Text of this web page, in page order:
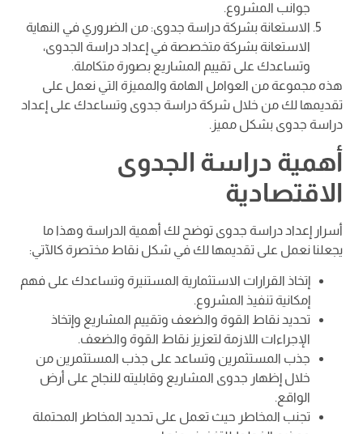
جوانب المشروع.
الاستعانة بشركة دراسة جدوى: من الضروري في النهاية
الاستعانة بشركة متخصصة في إعداد دراسة الجدوى،
وتساعدك على تقييم المشاريع بصورة متكاملة.
هذه مجموعة من العوامل الهامة والمميزة التي نعمل على
تقديمها لك من خلال شركة دراسة جدوى وتساعدك على إعداد
دراسة جدوى بشكل مميز.
أهمية دراسة الجدوى
الاقتصادية
أسرار إعداد دراسة جدوى توضح لك أهمية الدراسة وهذا ما
يجعلنا نعمل على تقديمها لك في شكل نقاط مختصرة كالآتي:
إتخاذ القرارات الاستثمارية المستنيرة وتساعدك على فهم
إمكانية تنفيذ المشروع.
تحديد نقاط القوة والضعف وتقييم المشاريع وإتخاذ
الإجراءات اللازمة لتعزيز نقاط القوة والضعف.
جذب المستثمرين وتساعد على جذب المستثمرين من
خلال إظهار جدوى المشاريع وقابليته للنجاح على أرض
الواقع.
تجنب المخاطر حيث تعمل على تحديد المخاطر المحتملة